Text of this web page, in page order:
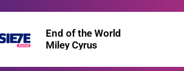
End of the World
Miley Cyrus